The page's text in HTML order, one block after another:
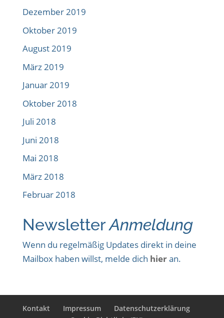
Dezember 2019
Oktober 2019
August 2019
März 2019
Januar 2019
Oktober 2018
Juli 2018
Juni 2018
Mai 2018
März 2018
Februar 2018
NewsletterAnmeldung
Wenn du regelmäßig Updates direkt in deine
Mailbox haben willst, melde dich hieran.
Kontakt Impressum
Datenschutzerklärung